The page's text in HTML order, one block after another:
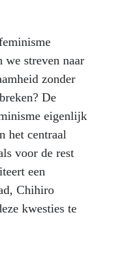
streven naar
zonder
De
eigenlijk
het centraal
voor de rest
een
Chihiro
kwesties te